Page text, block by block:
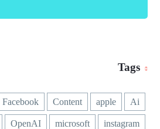
Tags
Ai
apple
Content
Facebook
instagram
microsoft
OpenAI